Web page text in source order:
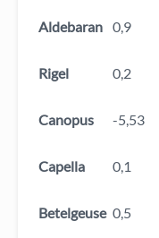
Aldebaran 0,9
Rigel 0,2
Canopus -5,53
Capella 0,1
Betelgeuse 0,5